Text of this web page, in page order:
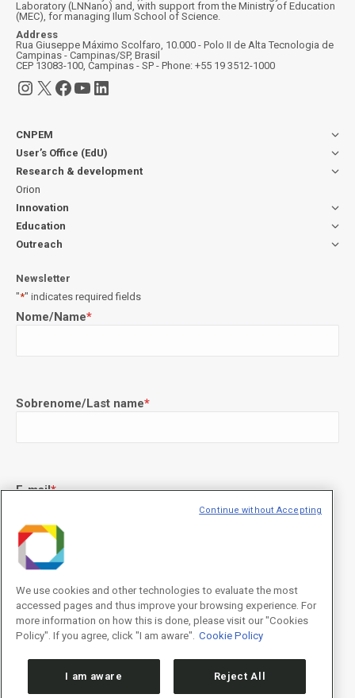
Laboratory (LNNano) and, with support from the Ministry of Education
(MEC), for managing Ilum School of Science.
Address
Rua Giuseppe Máximo Scolfaro, 10.000 - Polo II de Alta Tecnologia de
Campinas - Campinas/SP, Brasil
CEP 13083-100, Campinas - SP - Phone: +55 19 3512-1000
Instagram
X Facebook
YouTube
LinkedIn
CNPEM
User’s Office (EdU)
Research & development
Orion
Innovation
Education
Outreach
Newsletter
"*" indicates required fields
Nome/Name*
Sobrenome/Last name*
E-mail*
Concordo com os termos de uso descritos naPolítica de
Privacidade
/I agree to the terms of use described in the
Privacy
Policy.
We use cookies and other technologies to evaluate the most
accessed pages and thus improve your browsing experience. For
more information on how this is done, please visit our "Cookies
Policy". If you agree, click "I am aware". Cookie Policy
I am aware Reject All
Continue without Accepting